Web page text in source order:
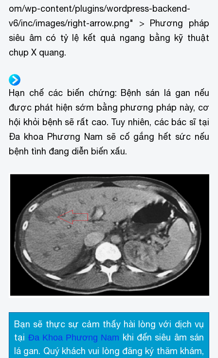
om/wp-content/plugins/wordpress-backend-
v6/inc/images/right-arrow.png" > Phương pháp
siêu âm có tỷ lệ kết quả ngang bằng kỹ thuật
chụp X quang.
Hạn chế các biến chứng: Bệnh sán lá gan nếu
được phát hiện sớm bằng phương pháp này, cơ
hội khỏi bệnh sẽ rất cao. Tuy nhiên, các bác sĩ tại
Đa khoa Phương Nam sẽ cố gắng hết sức nếu
bệnh tình đang diễn biến xấu.
Bạn sẽ thực sự cảm thấy hài lòng với dịch vụ
tại Đa Khoa Phương Nam khi đến siêu âm sán
lá gan. Quý khách vui lòng đăng ký thăm khám,